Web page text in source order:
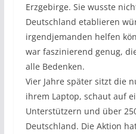
Erzgebirge. Sie wusste
Deutschland etablieren
irgendjemanden helfen
war faszinierend genug,
alle Bedenken.
Vier Jahre später sitzt die
ihrem Laptop, schaut auf
Unterstützern und über
Deutschland. Die Aktion